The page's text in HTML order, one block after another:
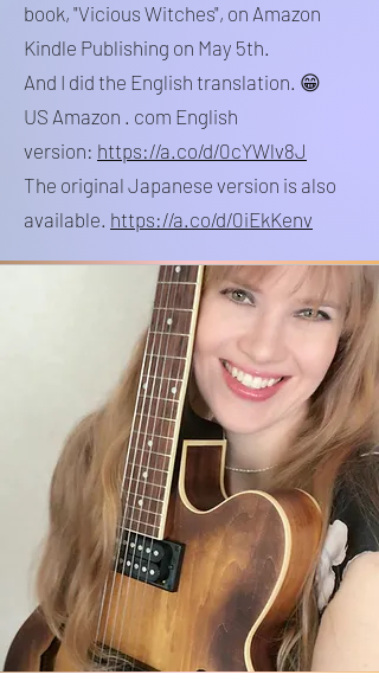
book, "Vicious Witches", on Amazon
Kindle Publishing on May 5th.
And I did the English translation. 😁
US Amazon . com English
version: https://a.co/d/0cYWlv8J
The original Japanese version is also
available. https://a.co/d/0iEkKenv